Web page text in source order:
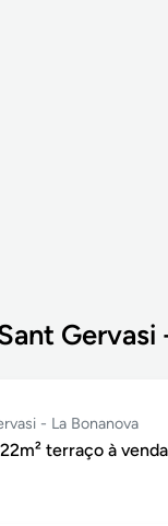
Gervasi
- La Bonanova
terraço à